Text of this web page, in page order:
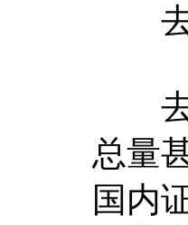
去
去
总量
国内